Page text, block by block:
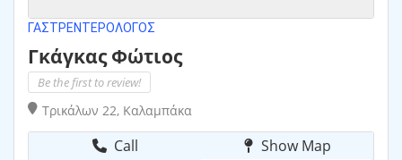
ΓΑΣΤΡΕΝΤΕΡΟΛΌΓΟΣ
Γκάγκας Φώτιος
Be the first to review!
Τρικάλων 22, Καλαμπάκα
Call Show Map